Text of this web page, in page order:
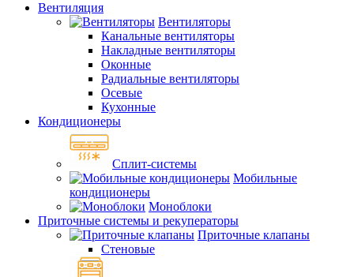
Вентиляция
Вентиляторы
Канальные вентиляторы
Накладные вентиляторы
Оконные
Радиальные вентиляторы
Осевые
Кухонные
Кондиционеры
Сплит-системы
Мобильные
кондиционеры
Моноблоки
Приточные системы и рекуператоры
Приточные клапаны
Стеновые